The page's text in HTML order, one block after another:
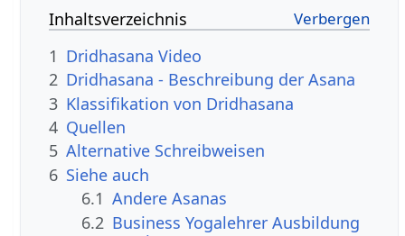
Inhaltsverzeichnis
1 Dridhasana Video
2 Dridhasana - Beschreibung der Asana
3 Klassifikation von Dridhasana
4 Quellen
5 Alternative Schreibweisen
6 Siehe auch
6.1 Andere Asanas
6.2 Business Yogalehrer Ausbildung